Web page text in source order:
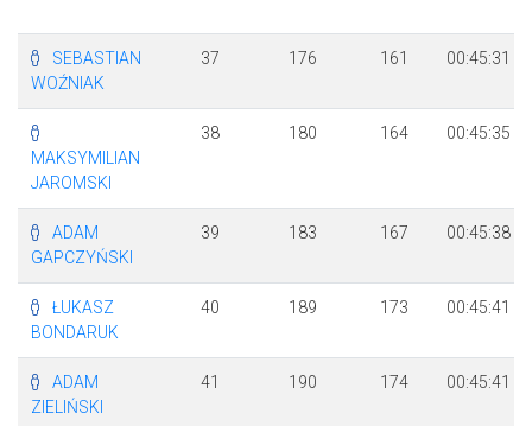
SEBASTIAN
WOŹNIAK
37 176 161 00:45:31
MAKSYMILIAN
JAROMSKI
38 180 164 00:45:35
ADAM
GAPCZYŃSKI
39 183 167 00:45:38
ŁUKASZ
BONDARUK
40 189 173 00:45:41
ADAM
ZIELIŃSKI
41 190 174 00:45:41